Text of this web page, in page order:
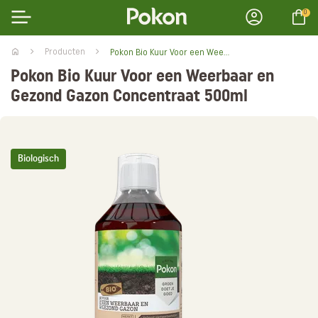
0
Producten
Pokon Bio Kuur Voor een Weerbaar en
Gezond Gazon Concentraat 500ml
Biologisch